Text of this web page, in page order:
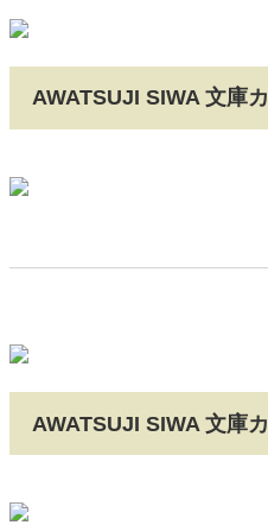
AWATSUJI SIWA 文庫
AWATSUJI SIWA 文庫